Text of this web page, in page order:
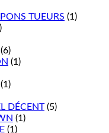
TUEURS (1)
(6)
(1)
(1)
DÉCENT (5)
(1)
(1)